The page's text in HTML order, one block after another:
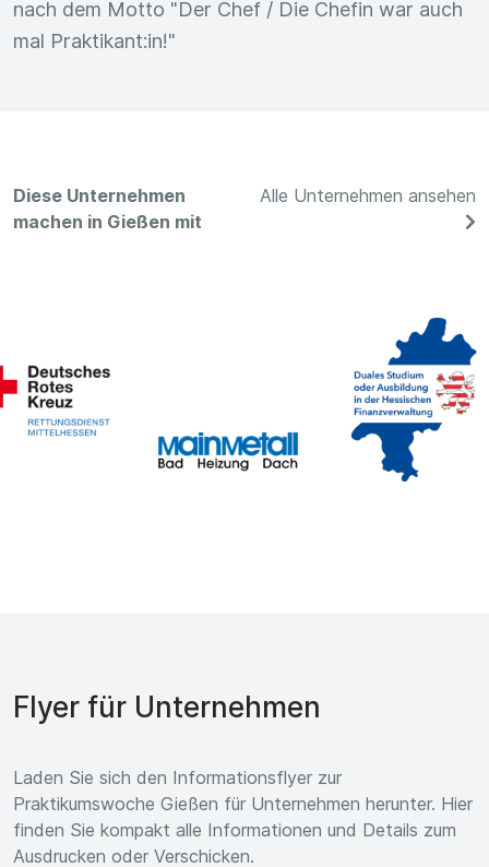
nach dem Motto "Der Chef / Die Chefin war auch
mal Praktikant:in!"
Diese Unternehmen
machen in Gießen mit
Alle Unternehmen ansehen
Flyer für Unternehmen
Laden Sie sich den Informationsflyer zur
Praktikumswoche Gießen für Unternehmen herunter. Hier
finden Sie kompakt alle Informationen und Details zum
Ausdrucken oder Verschicken.